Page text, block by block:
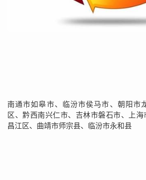
南通市如皋市、临汾市侯马市、朝阳市
区、黔西南兴仁市、吉林市磐石市、上
昌江区、曲靖市师宗县、临汾市永和县